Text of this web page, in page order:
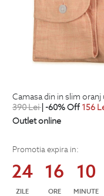
camasa din in slim oranj
390Lei| -60% Off 156
Outlet online
Promotia expira in:
24
ZILE
16
ORE
10
MINUTE